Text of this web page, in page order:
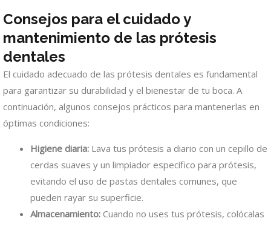
Consejos para el cuidado y
mantenimiento de las prótesis
dentales
El cuidado adecuado de las prótesis dentales es fundamental
para garantizar su durabilidad y el bienestar de tu boca. A
continuación, algunos consejos prácticos para mantenerlas en
óptimas condiciones:
Higiene diaria: Lava tus prótesis a diario con un cepillo de
cerdas suaves y un limpiador específico para prótesis,
evitando el uso de pastas dentales comunes, que
pueden rayar su superficie.
Almacenamiento: Cuando no uses tus prótesis, colócalas